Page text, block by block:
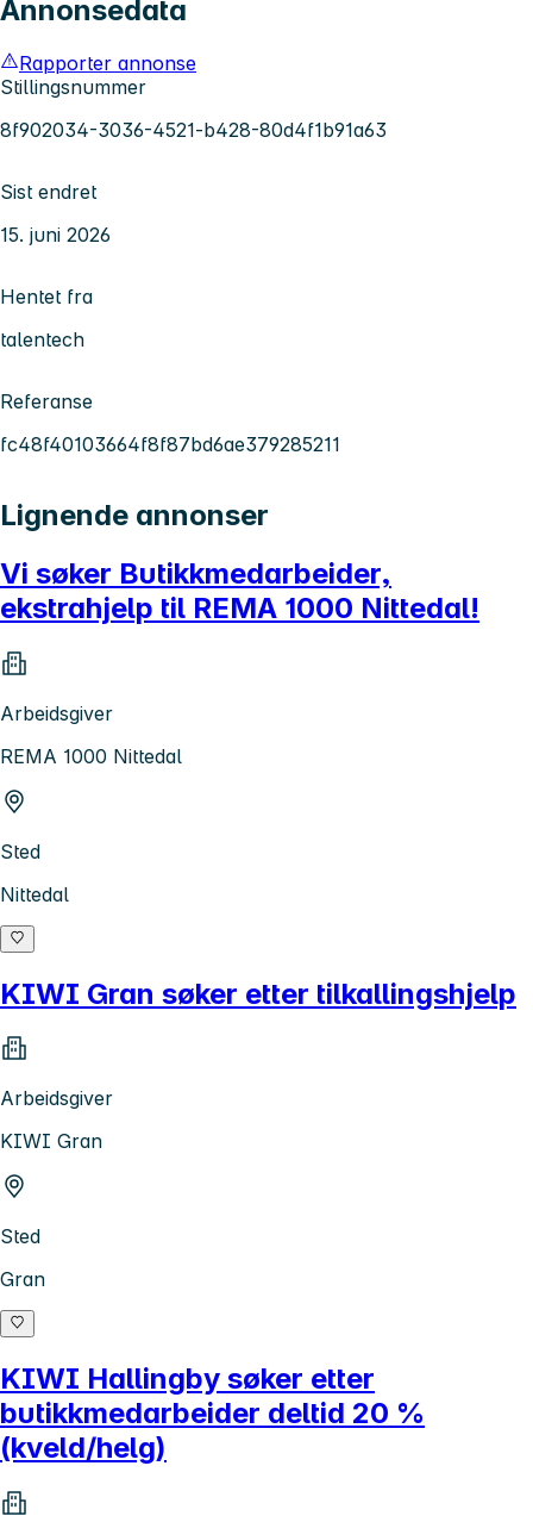
Annonsedata
Rapporter annonse
Stillingsnummer
8f902034-3036-4521-b428-80d4f1b91a63
Sist endret
15. juni 2026
Hentet fra
talentech
Referanse
fc48f40103664f8f87bd6ae379285211
Lignende annonser
Vi søker Butikkmedarbeider,
ekstrahjelp til REMA 1000 Nittedal!
Arbeidsgiver
REMA 1000 Nittedal
Sted
Nittedal
KIWI Gran søker etter tilkallingshjelp
Arbeidsgiver
KIWI Gran
Sted
Gran
KIWI Hallingby søker etter
butikkmedarbeider deltid 20 %
(kveld/helg)